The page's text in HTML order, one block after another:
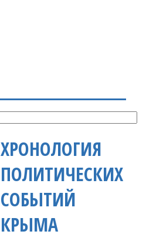
ХРОНОЛОГИЯ
ПОЛИТИЧЕСКИХ
СОБЫТИЙ
КРЫМА